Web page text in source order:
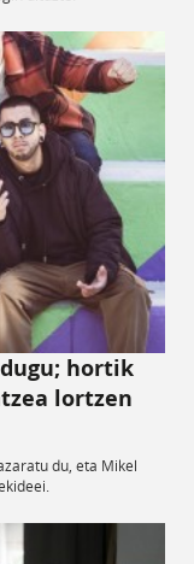
hortik
lortzen
du, eta Mikel